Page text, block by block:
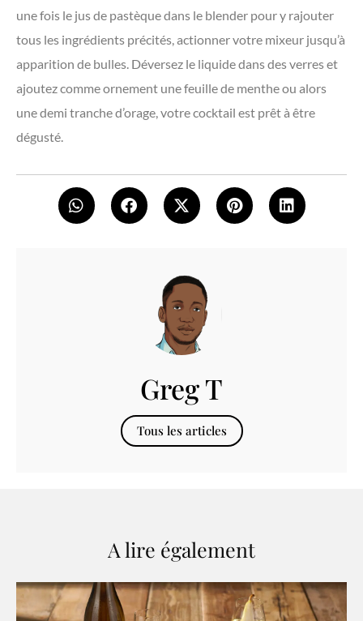
une fois le jus de pastèque dans le blender pour y rajouter
tous les ingrédients précités, actionner votre mixeur jusqu’à
apparition de bulles. Déversez le liquide dans des verres et
ajoutez comme ornement une feuille de menthe ou alors
une demi tranche d’orage, votre cocktail est prêt à être
dégusté.
Greg T
Tous les articles
A lire également